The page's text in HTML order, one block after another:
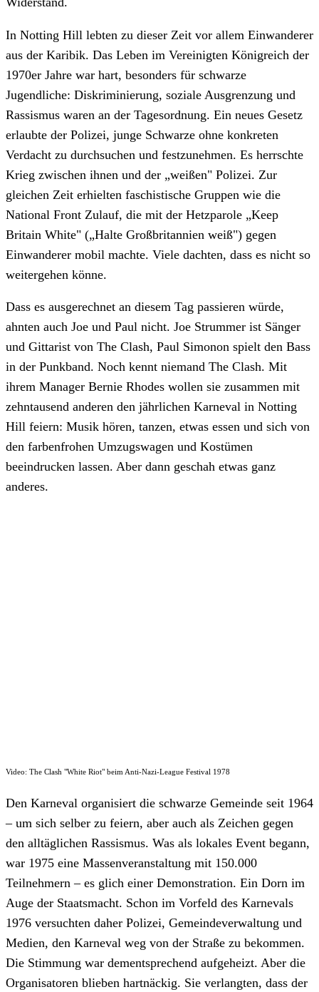
In Notting Hill lebten zu dieser Zeit vor allem Einwanderer
aus der Karibik. Das Leben im Vereinigten Königreich der
1970er Jahre war hart, besonders für schwarze
Jugendliche: Diskriminierung, soziale Ausgrenzung und
Rassismus waren an der Tagesordnung. Ein neues Gesetz
erlaubte der Polizei, junge Schwarze ohne konkreten
Verdacht zu durchsuchen und festzunehmen. Es herrschte
Krieg zwischen ihnen und der „weißen" Polizei. Zur
gleichen Zeit erhielten faschistische Gruppen wie die
National Front Zulauf, die mit der Hetzparole „Keep
Britain White" („Halte Großbritannien weiß") gegen
Einwanderer mobil machte. Viele dachten, dass es nicht so
weitergehen könne.
Dass es ausgerechnet an diesem Tag passieren würde,
ahnten auch Joe und Paul nicht. Joe Strummer ist Sänger
und Gittarist von The Clash, Paul Simonon spielt den Bass
in der Punkband. Noch kennt niemand The Clash. Mit
ihrem Manager Bernie Rhodes wollen sie zusammen mit
zehntausend anderen den jährlichen Karneval in Notting
Hill feiern: Musik hören, tanzen, etwas essen und sich von
den farbenfrohen Umzugswagen und Kostümen
beeindrucken lassen. Aber dann geschah etwas ganz
anderes.
Video: The Clash "White Riot" beim Anti-Nazi-League Festival 1978
Den Karneval organisiert die schwarze Gemeinde seit 1964
– um sich selber zu feiern, aber auch als Zeichen gegen
den alltäglichen Rassismus. Was als lokales Event begann,
war 1975 eine Massenveranstaltung mit 150.000
Teilnehmern – es glich einer Demonstration. Ein Dorn im
Auge der Staatsmacht. Schon im Vorfeld des Karnevals
1976 versuchten daher Polizei, Gemeindeverwaltung und
Medien, den Karneval weg von der Straße zu bekommen.
Die Stimmung war dementsprechend aufgeheizt. Aber die
Organisatoren blieben hartnäckig. Sie verlangten, dass der